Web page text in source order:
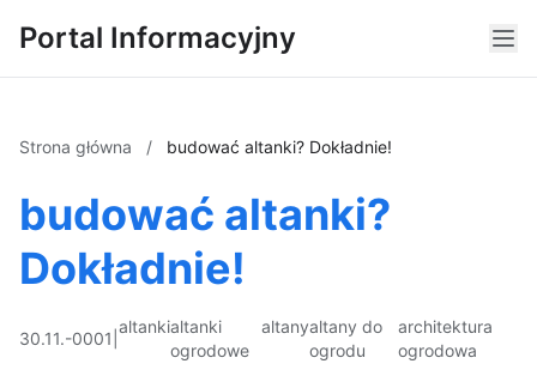
Portal Informacyjny
Strona główna / budować altanki? Dokładnie!
budować altanki?
Dokładnie!
30.11.-0001
altankialtanki
ogrodowe
altanyaltany do
ogrodu
architektura
ogrodowa